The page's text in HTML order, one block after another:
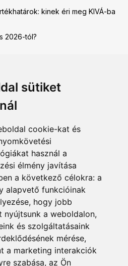
sütiket
cookie-kat és
használ a
élmény javítása
a következő célokra: a
alapvető funkcióinak
, hogy jobb
nyújtsunk a weboldalon,
és szolgáltatásaink
mérése,
a marketing interakciók
szabása, az Ön
kinek éri meg KIVÁ-ba
2026-tól?